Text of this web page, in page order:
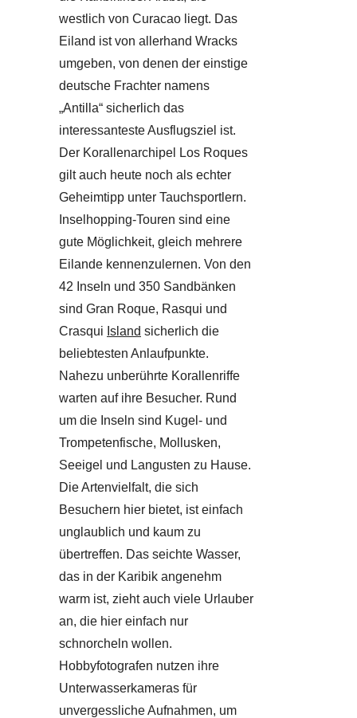
westlich von Curacao liegt. Das
Eiland ist von allerhand Wracks
umgeben, von denen der einstige
deutsche Frachter namens
„Antilla“ sicherlich das
interessanteste Ausflugsziel ist.
Der Korallenarchipel Los Roques
gilt auch heute noch als echter
Geheimtipp unter Tauchsportlern.
Inselhopping-Touren sind eine
gute Möglichkeit, gleich mehrere
Eilande kennenzulernen. Von den
42 Inseln und 350 Sandbänken
sind Gran Roque, Rasqui und
Crasqui Island sicherlich die
beliebtesten Anlaufpunkte.
Nahezu unberührte Korallenriffe
warten auf ihre Besucher. Rund
um die Inseln sind Kugel- und
Trompetenfische, Mollusken,
Seeigel und Langusten zu Hause.
Die Artenvielfalt, die sich
Besuchern hier bietet, ist einfach
unglaublich und kaum zu
übertreffen. Das seichte Wasser,
das in der Karibik angenehm
warm ist, zieht auch viele Urlauber
an, die hier einfach nur
schnorcheln wollen.
Hobbyfotografen nutzen ihre
Unterwasserkameras für
unvergessliche Aufnahmen, um